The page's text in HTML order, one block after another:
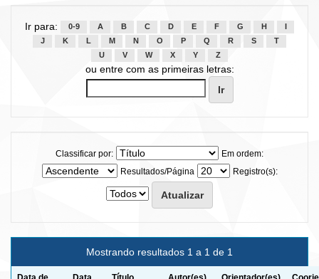
Ir para: 0-9 A B C D E F G H
J
K L M N O P Q R S
T
U
V W X Y Z
ou entre com as primeiras letras:
Classificar por:
Em ordem:
Resultados/Página
Registro(s):
Mostrando resultados 1 a 1 de 1